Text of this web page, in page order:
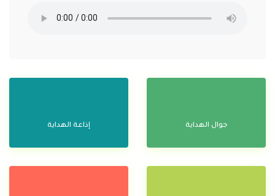
جوال الهداية إذاعة الهداية